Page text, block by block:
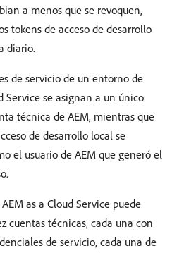
a menos que se revoquen,
tokens de acceso de desarrollo
diario.
de servicio de un entorno de
Service se asignan a un único
técnica de AEM, mientras que
de desarrollo local se
el usuario de AEM que generó el
as a Cloud Service puede
cuentas técnicas, cada una con
de servicio, cada una de